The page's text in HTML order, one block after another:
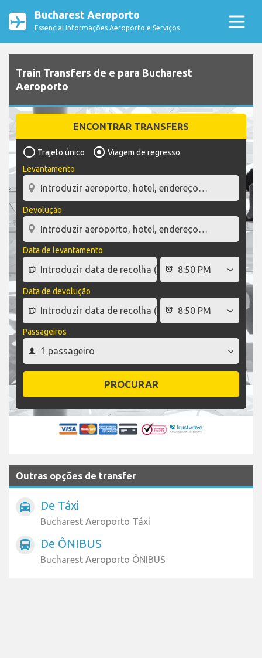
Bucharest Aeroporto
Essencial Informações Aeroporto e Serviços
Train Transfers de e para Bucharest
Aeroporto
ENCONTRAR TRANSFERS
Trajeto único
Viagem de regresso
Levantamento
Devolução
Data de levantamento
Data de devolução
Passageiros
PROCURAR
Outras opções de transfer
local_taxi De Táxi
Bucharest Aeroporto Táxi
directions_bus De ÔNIBUS
Bucharest Aeroporto ÔNIBUS